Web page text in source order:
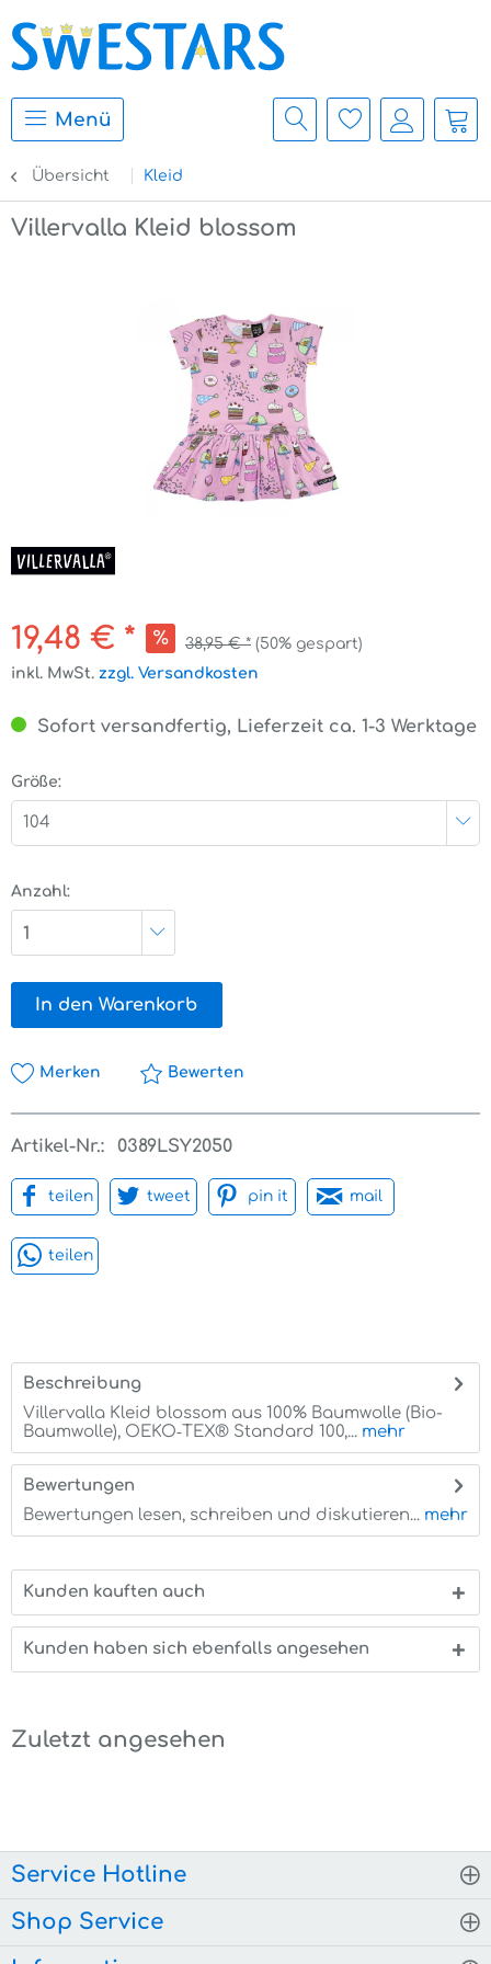
Menü
Übersicht Kleid
Villervalla Kleid blossom
19,48 € * 38,95 € * (50% gespart)
inkl. MwSt. zzgl. Versandkosten
Sofort versandfertig, Lieferzeit ca. 1-3 Werktage
Größe:
104
Anzahl:
1
In den Warenkorb
Merken Bewerten
Artikel-Nr.: 0389LSY2050
teilen tweet pin it mail
teilen
Beschreibung
Villervalla Kleid blossom aus 100% Baumwolle (Bio-
Baumwolle), OEKO‑TEX® Standard 100,... mehr
Bewertungen
Bewertungen lesen, schreiben und diskutieren... mehr
Kunden kauften auch
Kunden haben sich ebenfalls angesehen
Zuletzt angesehen
Service Hotline
Shop Service